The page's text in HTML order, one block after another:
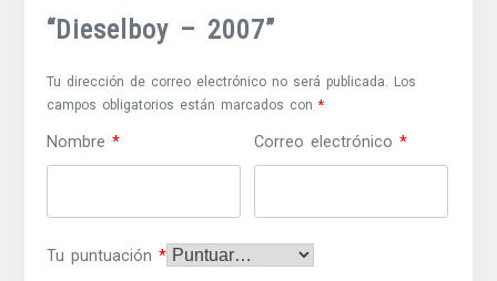
“Dieselboy – 2007”
Tu dirección de correo electrónico no será publicada. Los
campos obligatorios están marcados con*
Nombre* Correo electrónico*
Tu puntuación*